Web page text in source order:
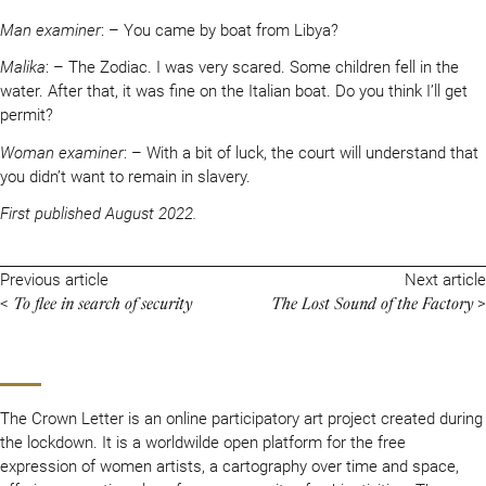
The Crown Letter is an online participatory art project created during
the lockdown. It is a worldwilde open platform for the free
expression of women artists, a cartography over time and space,
Man examiner: – You came by boat from Libya?
Malika: – The Zodiac. I was very scared. Some children fell in the
water. After that, it was fine on the Italian boat. Do you think I’ll get
permit?
Woman examiner: – With a bit of luck, the court will understand that
you didn’t want to remain in slavery.
First published August 2022.
Previous article
< To flee in search of security
Next article
The Lost Sound of the Factory>